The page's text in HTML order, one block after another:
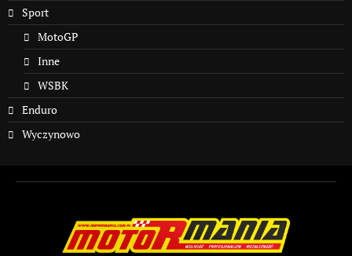
Sport
MotoGP
Inne
WSBK
Enduro
Wyczynowo